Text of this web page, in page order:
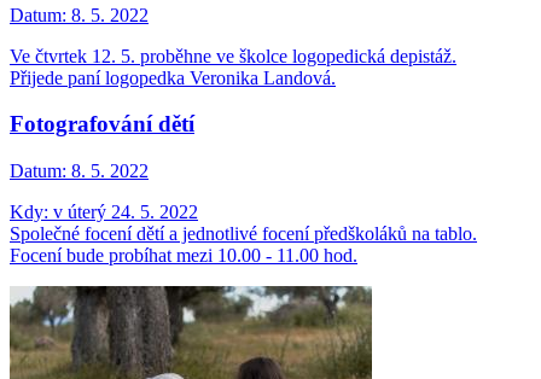
Datum: 8. 5. 2022
Ve čtvrtek 12. 5. proběhne ve školce logopedická depistáž.
Přijede paní logopedka Veronika Landová.
Fotografování dětí
Datum: 8. 5. 2022
Kdy: v úterý 24. 5. 2022
Společné focení dětí a jednotlivé focení předškoláků na tablo.
Focení bude probíhat mezi 10.00 - 11.00 hod.